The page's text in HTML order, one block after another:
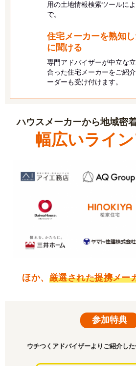
用の土地情報検索ツールに
で。
住宅メーカーを熟知
に聞ける
専門アドバイザーが中立な
合った住宅メーカーをご紹
ーダーも受け付けます。
ハウスメーカーから地域密
幅広いライ
ほか、 厳選された提携メー
参加特典
ウチつくアドバイザーよりご紹介し